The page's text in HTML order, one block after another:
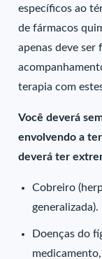
específicos ao
de fármacos
apenas deve ser
terapia com
Você deverá
envolvendo a
deverá ter
Cobreiro
generalizada).
Doenças do